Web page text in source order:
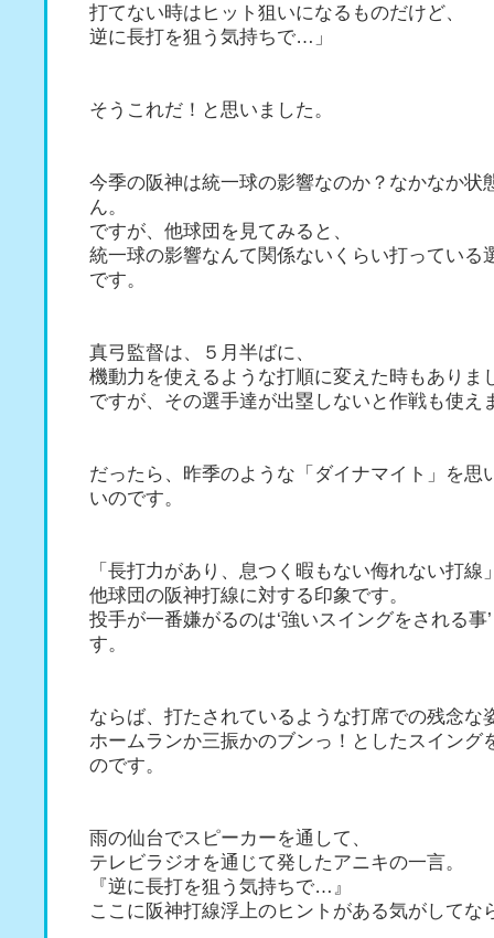
打てない時はヒット狙いになるものだけど、
逆に長打を狙う気持ちで…」
そうこれだ！と思いました。
今季の阪神は統一球の影響なのか？なかなか状
ん。
ですが、他球団を見てみると、
統一球の影響なんて関係ないくらい打っている
です。
真弓監督は、５月半ばに、
機動力を使えるような打順に変えた時もありま
ですが、その選手達が出塁しないと作戦も使え
だったら、昨季のような「ダイナマイト」を思
いのです。
「長打力があり、息つく暇もない侮れない打線
他球団の阪神打線に対する印象です。
投手が一番嫌がるのは‘強いスイングをされる事
す。
ならば、打たされているような打席での残念な
ホームランか三振かのブンっ！としたスイング
のです。
雨の仙台でスピーカーを通して、
テレビラジオを通じて発したアニキの一言。
『逆に長打を狙う気持ちで…』
ここに阪神打線浮上のヒントがある気がしてな